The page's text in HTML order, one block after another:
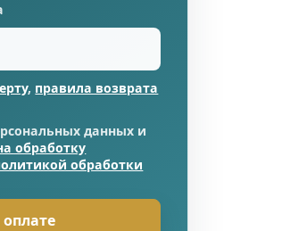
, правила возврата
данных и
обработку
обработки